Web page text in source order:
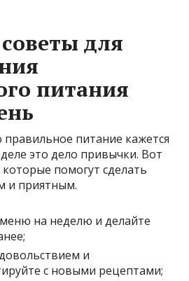
для
питания
правильное питание кажется
это дело привычки. Вот
помогут сделать
и приятным.
на неделю и делайте
и
с новыми рецептами;